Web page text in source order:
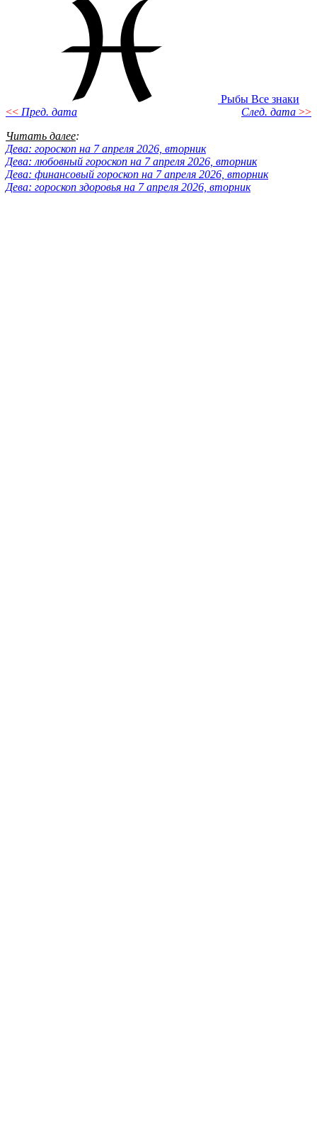
Рыбы Все знаки
<< Пред. дата След. дата >>
Читать далее:
Дева: гороскоп на 7 апреля 2026, вторник
Дева: любовный гороскоп на 7 апреля 2026, вторник
Дева: финансовый гороскоп на 7 апреля 2026, вторник
Дева: гороскоп здоровья на 7 апреля 2026, вторник